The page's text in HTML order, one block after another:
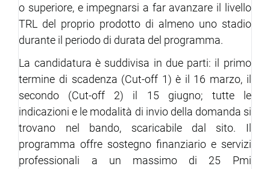
o superiore, e impegnarsi a far avanzare il livello
TRL del proprio prodotto di almeno uno stadio
durante il periodo di durata del programma.
La candidatura è suddivisa in due parti: il primo
termine di scadenza (Cut-off 1) è il 16 marzo, il
secondo (Cut-off 2) il 15 giugno; tutte le
indicazioni e le modalità di invio della domanda si
trovano nel bando, scaricabile dal sito. Il
programma offre sostegno finanziario e servizi
professionali a un massimo di 25 Pmi